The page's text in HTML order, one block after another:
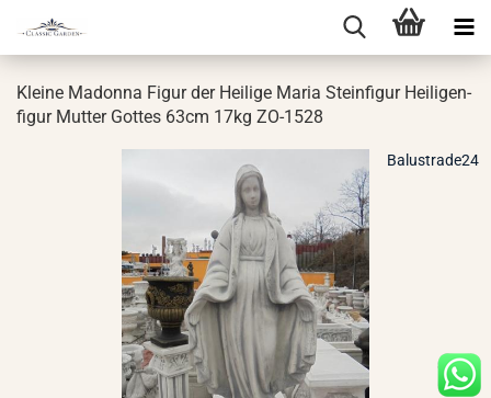
Klei­ne Ma­don­na Figur der Hei­li­ge Maria Stein­fi­gur Hei­li­gen­
fi­gur Mut­ter Got­tes 63cm 17kg ZO-​1528
Balustrade24